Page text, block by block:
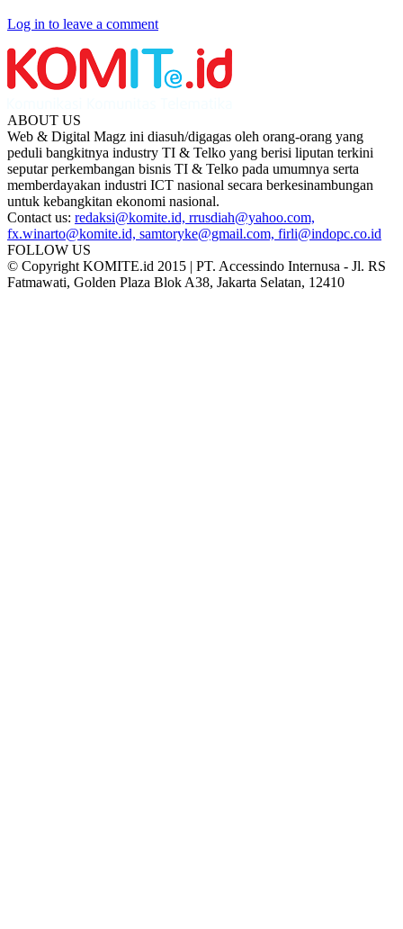
Log in to leave a comment
ABOUT US
Web & Digital Magz ini diasuh/digagas oleh orang-orang yang
peduli bangkitnya industry TI & Telko yang berisi liputan terkini
seputar perkembangan bisnis TI & Telko pada umumnya serta
memberdayakan industri ICT nasional secara berkesinambungan
untuk kebangkitan ekonomi nasional.
Contact us: redaksi@komite.id, rrusdiah@yahoo.com,
fx.winarto@komite.id, samtoryke@gmail.com, firli@indopc.co.id
FOLLOW US
© Copyright KOMITE.id 2015 | PT. Accessindo Internusa - Jl. RS
Fatmawati, Golden Plaza Blok A38, Jakarta Selatan, 12410